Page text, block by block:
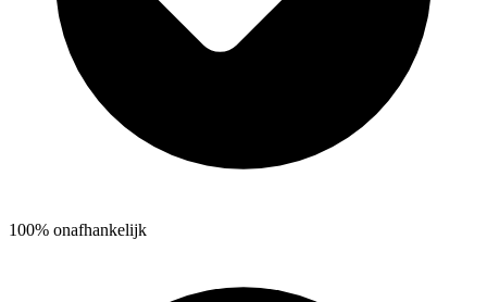
100% onafhankelijk